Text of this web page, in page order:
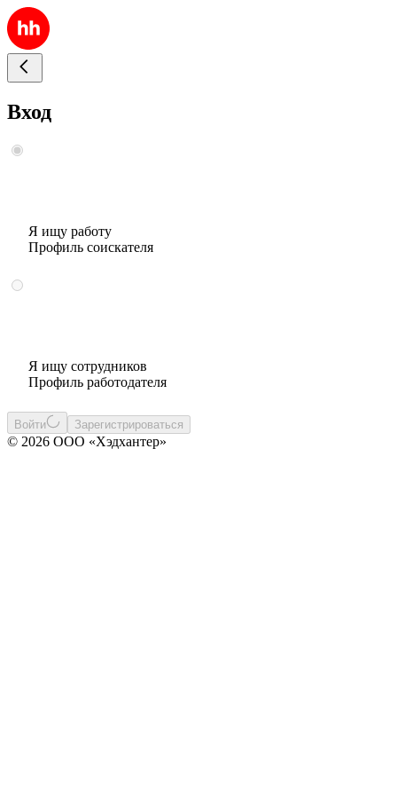
Вход
Я ищу работу
Профиль соискателя
Я ищу сотрудников
Профиль работодателя
Войти Зарегистрироваться
© 2026 ООО «Хэдхантер»